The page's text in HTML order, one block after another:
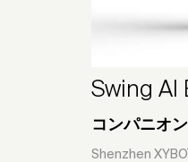
Swing AI
コンパニオ
Shenzhen